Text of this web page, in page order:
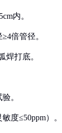
内。
倍管径。
焊打底。
。
度≤50ppm）。